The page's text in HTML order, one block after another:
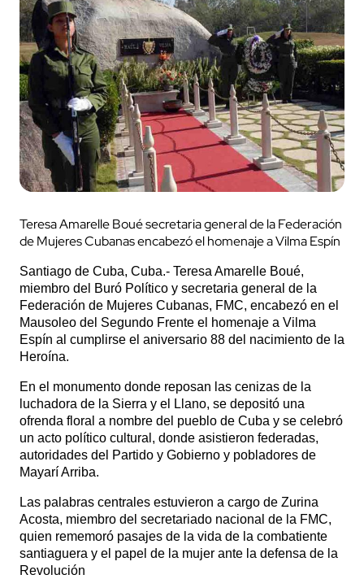
Teresa Amarelle Boué secretaria general de la Federación
de Mujeres Cubanas encabezó el homenaje a Vilma Espín
Santiago de Cuba, Cuba.- Teresa Amarelle Boué,
miembro del Buró Político y secretaria general de la
Federación de Mujeres Cubanas, FMC, encabezó en el
Mausoleo del Segundo Frente el homenaje a Vilma
Espín al cumplirse el aniversario 88 del nacimiento de la
Heroína.
En el monumento donde reposan las cenizas de la
luchadora de la Sierra y el Llano, se depositó una
ofrenda floral a nombre del pueblo de Cuba y se celebró
un acto político cultural, donde asistieron federadas,
autoridades del Partido y Gobierno y pobladores de
Mayarí Arriba.
Las palabras centrales estuvieron a cargo de Zurina
Acosta, miembro del secretariado nacional de la FMC,
quien rememoró pasajes de la vida de la combatiente
santiaguera y el papel de la mujer ante la defensa de la
Revolución